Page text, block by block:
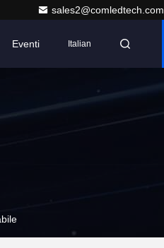
sales2@comledtech.com
Eventi Italian